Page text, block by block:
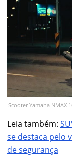
Scooter Yamaha NMAX
Leia também:
se destaca pelo
de segurança